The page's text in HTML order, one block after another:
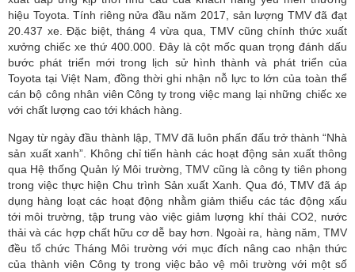
hiệu Toyota. Tính riêng nửa đầu năm 2017, sản lượng TMV đã đạt
20.437 xe. Đặc biệt, tháng 4 vừa qua, TMV cũng chính thức xuất
xưởng chiếc xe thứ 400.000. Đây là cột mốc quan trọng đánh dấu
bước phát triển mới trong lịch sử hình thành và phát triển của
Toyota tại Việt Nam, đồng thời ghi nhận nỗ lực to lớn của toàn thể
cán bộ công nhân viên Công ty trong việc mang lại những chiếc xe
với chất lượng cao tới khách hàng.
Ngay từ ngày đầu thành lập, TMV đã luôn phấn đấu trở thành “Nhà
sản xuất xanh”. Không chỉ tiến hành các hoạt động sản xuất thông
qua Hệ thống Quản lý Môi trường, TMV cũng là công ty tiên phong
trong việc thực hiện Chu trình Sản xuất Xanh. Qua đó, TMV đã áp
dụng hàng loạt các hoạt động nhằm giảm thiểu các tác động xấu
tới môi trường, tập trung vào việc giảm lượng khí thải CO2, nước
thải và các hợp chất hữu cơ dễ bay hơn. Ngoài ra, hàng năm, TMV
đều tổ chức Tháng Môi trường với mục đích nâng cao nhận thức
của thành viên Công ty trong việc bảo vệ môi trường với một số